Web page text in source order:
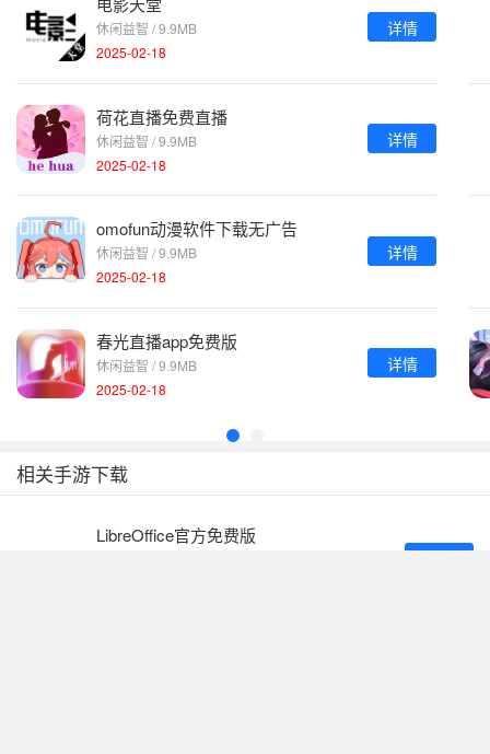
休闲益智 / 9.9MB
2025-02-18
详情
荷花直播免费直播
休闲益智 / 9.9MB
2025-02-18
详情
omofun动漫软件下载无广告
休闲益智 / 9.9MB
2025-02-18
详情
春光直播app免费版
休闲益智 / 9.9MB
2025-02-18
详情
相关手游下载
LibreOffice官方免费版
详情